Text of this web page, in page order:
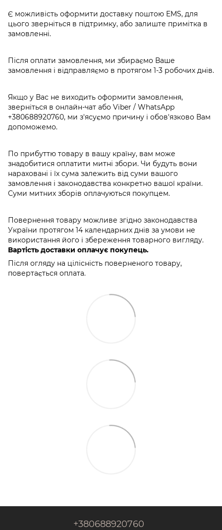
Є можливість оформити доставку поштою EMS, для
цього зверніться в підтримку, або залиште примітка в
замовленні.
Після оплати замовлення, ми збираємо Ваше
замовлення і відправляємо в протягом 1-3 робочих днів.
Якщо у Вас не виходить оформити замовлення,
зверніться в онлайн-чат або Viber / WhatsApp
+380688920760, ми з'ясуємо причину і обов'язково Вам
допоможемо.
По прибуттю товару в вашу країну, вам може
знадобитися оплатити митні збори. Чи будуть вони
нараховані і їх сума залежить від суми вашого
замовлення і законодавства конкретно вашої країни.
Суми митних зборів оплачуються покупцем.
Повернення товару можливе згідно законодавства
України протягом 14 календарних днів за умови не
використання його і збереження товарного вигляду.
Вартість доставки оплачує покупець.
Після огляду на цілісність поверненого товару,
повертається оплата.
+380688920760